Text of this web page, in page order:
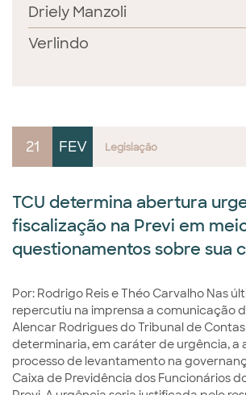
Driely Manzoli
Verlindo
21 FEV Legislação
TCU determina abertura
fiscalização na Previ em
questionamentos sobre sua
Por: Rodrigo Reis e Théo Carvalho Nas
repercutiu na imprensa a comunicação
Alencar Rodrigues do Tribunal de
determinaria, em caráter de urgência, a
processo de levantamento na
Caixa de Previdência dos Funcionários